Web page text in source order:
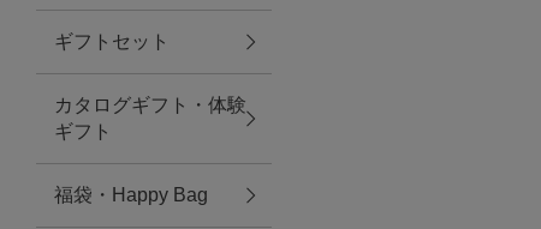
ウエア＆バッグ
ウエア
レイングッズ
ギフトセット
カタログギフト・体験
ギフト
福袋・Happy Bag